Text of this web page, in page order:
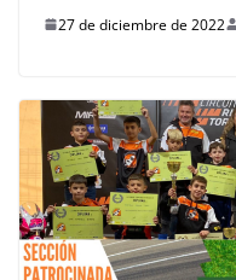
27 de diciembre de 2022